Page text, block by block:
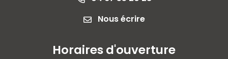
Nous écrire
Horaires d'ouverture